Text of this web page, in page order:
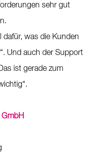
sehr gut
dafür, was die Kunden
Und auch der Support
ist gerade zum